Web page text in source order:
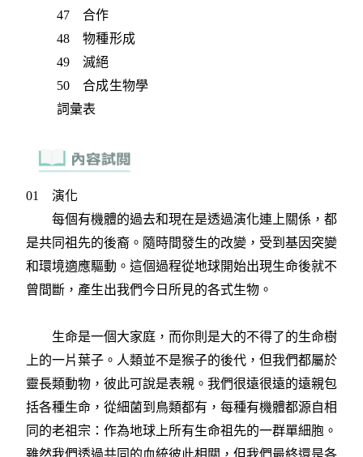
47 合作
48 物種形成
49 滅絕
50 合成生物學
詞彙表